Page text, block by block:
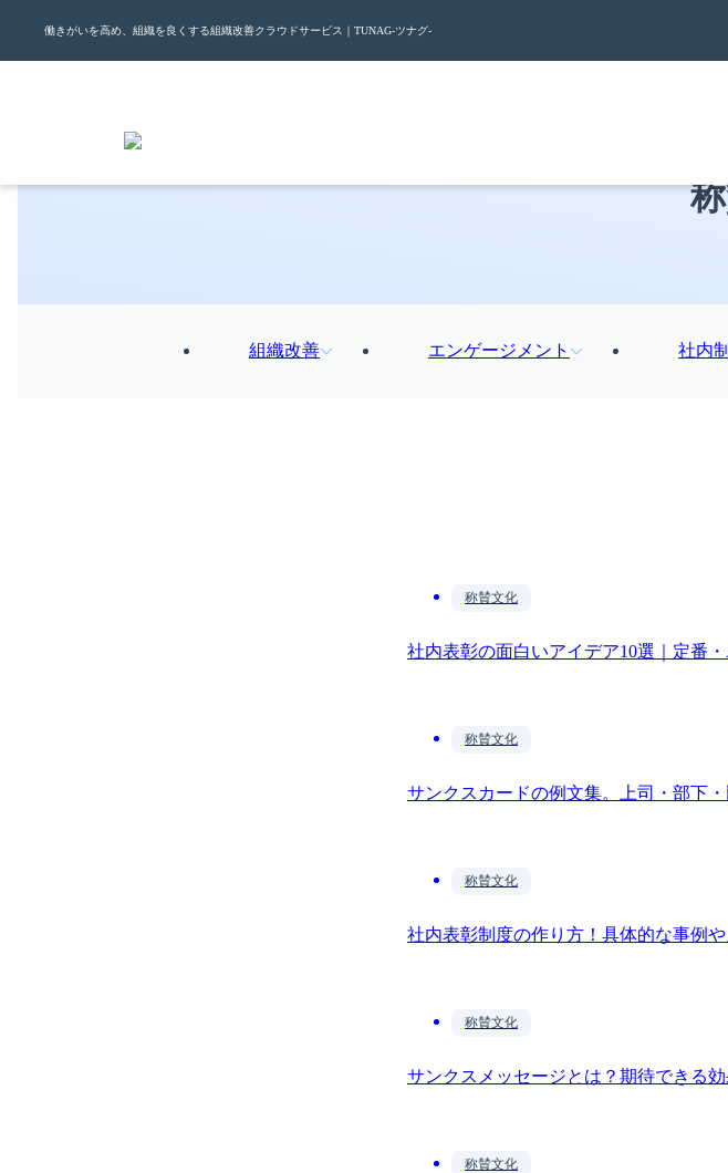
働きがいを高め、組織を良くする組織改善クラウドサービス｜TUNAG-ツナグ-
組織改善 エンゲージメント 社内
称賛文化
社内表彰の面白いアイデア10選｜定番
称賛文化
サンクスカードの例文集。上司・部下
称賛文化
社内表彰制度の作り方！具体的な事例
称賛文化
サンクスメッセージとは？期待できる
称賛文化